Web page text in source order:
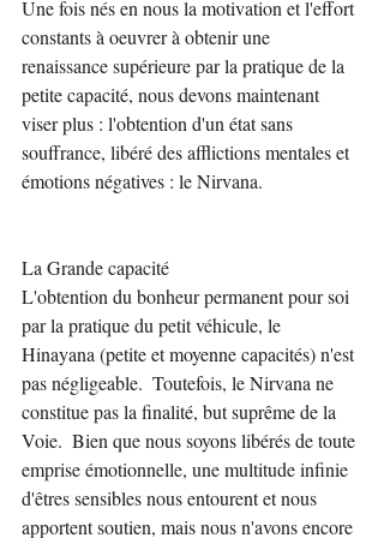
Une fois nés en nous la motivation et l'effort
constants à oeuvrer à obtenir une
renaissance supérieure par la pratique de la
petite capacité, nous devons maintenant
viser plus : l'obtention d'un état sans
souffrance, libéré des afflictions mentales et
émotions négatives : le Nirvana.
La Grande capacité
L'obtention du bonheur permanent pour soi
par la pratique du petit véhicule, le
Hinayana (petite et moyenne capacités) n'est
pas négligeable.  Toutefois, le Nirvana ne
constitue pas la finalité, but suprême de la
Voie.  Bien que nous soyons libérés de toute
emprise émotionnelle, une multitude infinie
d'êtres sensibles nous entourent et nous
apportent soutien, mais nous n'avons encore